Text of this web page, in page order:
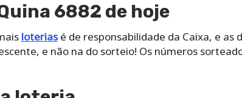
6882 de hoje
loteriasé de responsabilidade da Caixa, e as
e não na do sorteio! Os números